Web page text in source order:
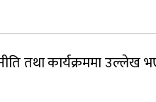
तथा कार्यक्रममा उल्लेख